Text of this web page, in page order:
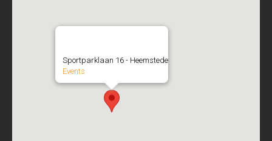
Sportparklaan 16 - Heemstede
Events